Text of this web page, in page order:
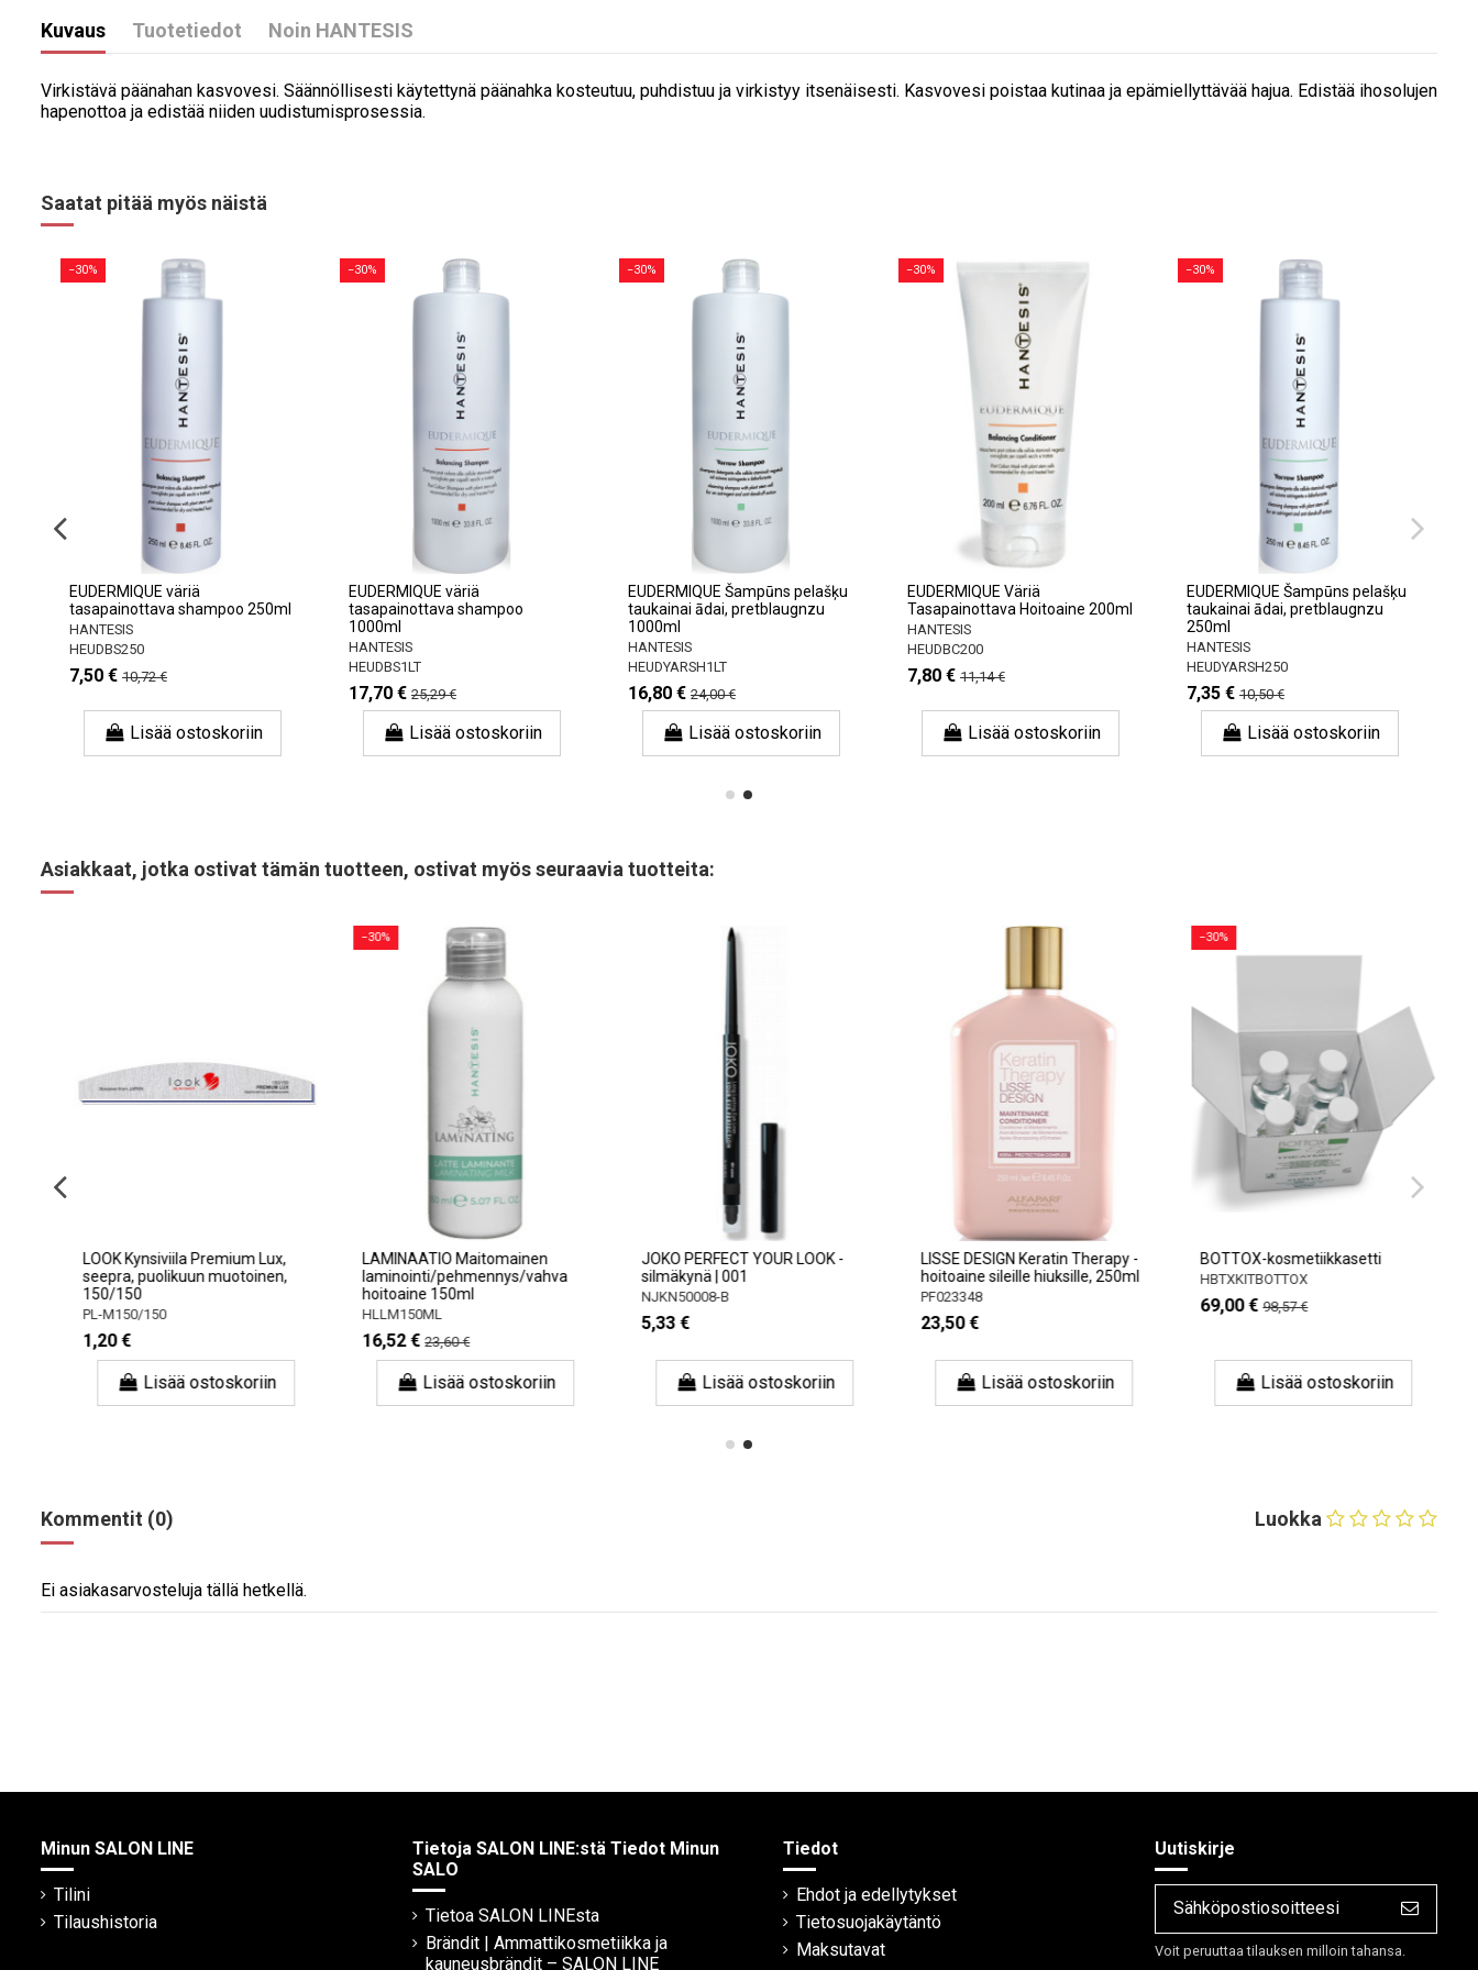
Kuvaus Tuotetiedot Noin HANTESIS
Virkistävä päänahan kasvovesi. Säännöllisesti käytettynä päänahka kosteutuu, puhdistuu ja virkistyy itsenäisesti. Kasvovesi poistaa kutinaa ja epämiellyttävää hajua. Edistää ihosolujen
hapenottoa ja edistää niiden uudistumisprosessia.
Saatat pitää myös näistä
−30%
EUDERMIQUE väriä
tasapainottava shampoo 250ml
HANTESIS
HEUDBS250
7,50 € 10,72 €
Lisää ostoskoriin
−30%
EUDERMIQUE väriä
tasapainottava shampoo
1000ml
HANTESIS
HEUDBS1LT
17,70 € 25,29 €
Lisää ostoskoriin
−30%
EUDERMIQUE Šampūns pelašķu
taukainai ādai, pretblaugnzu
1000ml
HANTESIS
HEUDYARSH1LT
16,80 € 24,00 €
Lisää ostoskoriin
−30%
EUDERMIQUE Väriä
Tasapainottava Hoitoaine 200ml
HANTESIS
HEUDBC200
7,80 € 11,14 €
Lisää ostoskoriin
−30%
EUDERMIQUE Šampūns pelašķu
taukainai ādai, pretblaugnzu
250ml
HANTESIS
HEUDYARSH250
7,35 € 10,50 €
Lisää ostoskoriin
Asiakkaat, jotka ostivat tämän tuotteen, ostivat myös seuraavia tuotteita:
LOOK Kynsiviila Premium Lux,
seepra, puolikuun muotoinen,
150/150
PL-M150/150
1,20 €
Lisää ostoskoriin
−30%
LAMINAATIO Maitomainen
laminointi/pehmennys/vahva
hoitoaine 150ml
HLLM150ML
16,52 € 23,60 €
Lisää ostoskoriin
JOKO PERFECT YOUR LOOK -
silmäkynä | 001
NJKN50008-B
5,33 €
Lisää ostoskoriin
LISSE DESIGN Keratin Therapy -
hoitoaine sileille hiuksille, 250ml
PF023348
23,50 €
Lisää ostoskoriin
−30%
BOTTOX-kosmetiikkasetti
HBTXKITBOTTOX
69,00 € 98,57 €
Lisää ostoskoriin
Luokka
Kommentit (0)
Ei asiakasarvosteluja tällä hetkellä.
Minun SALON LINE
Tilini
Tilaushistoria
Tietoja SALON LINE:stä Tiedot Minun
SALO
Tietoa SALON LINEsta
Brändit | Ammattikosmetiikka ja
kauneusbrändit – SALON LINE
Tiedot
Ehdot ja edellytykset
Tietosuojakäytäntö
Maksutavat
Uutiskirje
Voit peruuttaa tilauksen milloin tahansa.